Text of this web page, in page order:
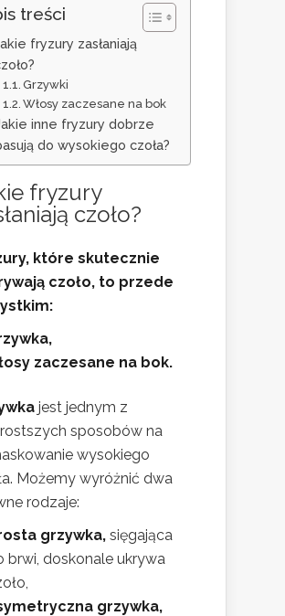
treści
fryzury zasłaniają
Grzywki
Włosy zaczesane na bok
inne fryzury dobrze
do wysokiego czoła?
fryzury
czoło?
które skutecznie
czoło, to przede
zaczesane na bok.
jest jednym z
sposobów na
wysokiego
Możemy wyróżnić dwa
rodzaje:
grzywka, sięgająca
brwi, doskonale ukrywa
grzywka,